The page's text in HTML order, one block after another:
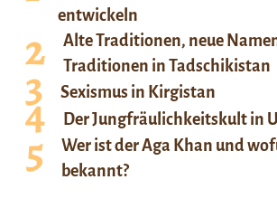
entwickeln
Alte Traditionen, neue
Traditionen in Tadschikistan
Sexismus in Kirgistan
Der Jungfräulichkeitskult in
Wer ist der Aga Khan und
bekannt?